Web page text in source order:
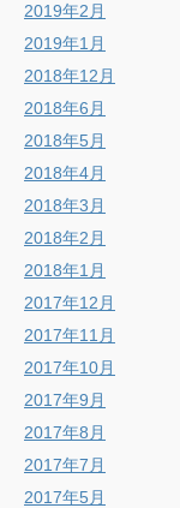
2019年2月
2019年1月
2018年12月
2018年6月
2018年5月
2018年4月
2018年3月
2018年2月
2018年1月
2017年12月
2017年11月
2017年10月
2017年9月
2017年8月
2017年7月
2017年5月